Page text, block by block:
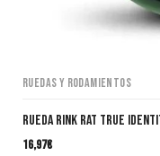
Ruedas y Rodamientos
Rueda Rink Rat TRUE
16,97€